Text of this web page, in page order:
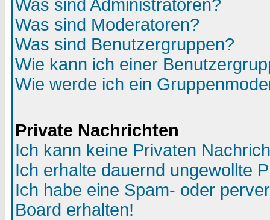
Was sind Administratoren?
Was sind Moderatoren?
Was sind Benutzergruppen?
Wie kann ich einer
Wie werde ich ein
Private Nachrichten
Ich kann keine Privaten
Ich erhalte dauernd ungewollte
Ich habe eine Spam- oder
Board erhalten!